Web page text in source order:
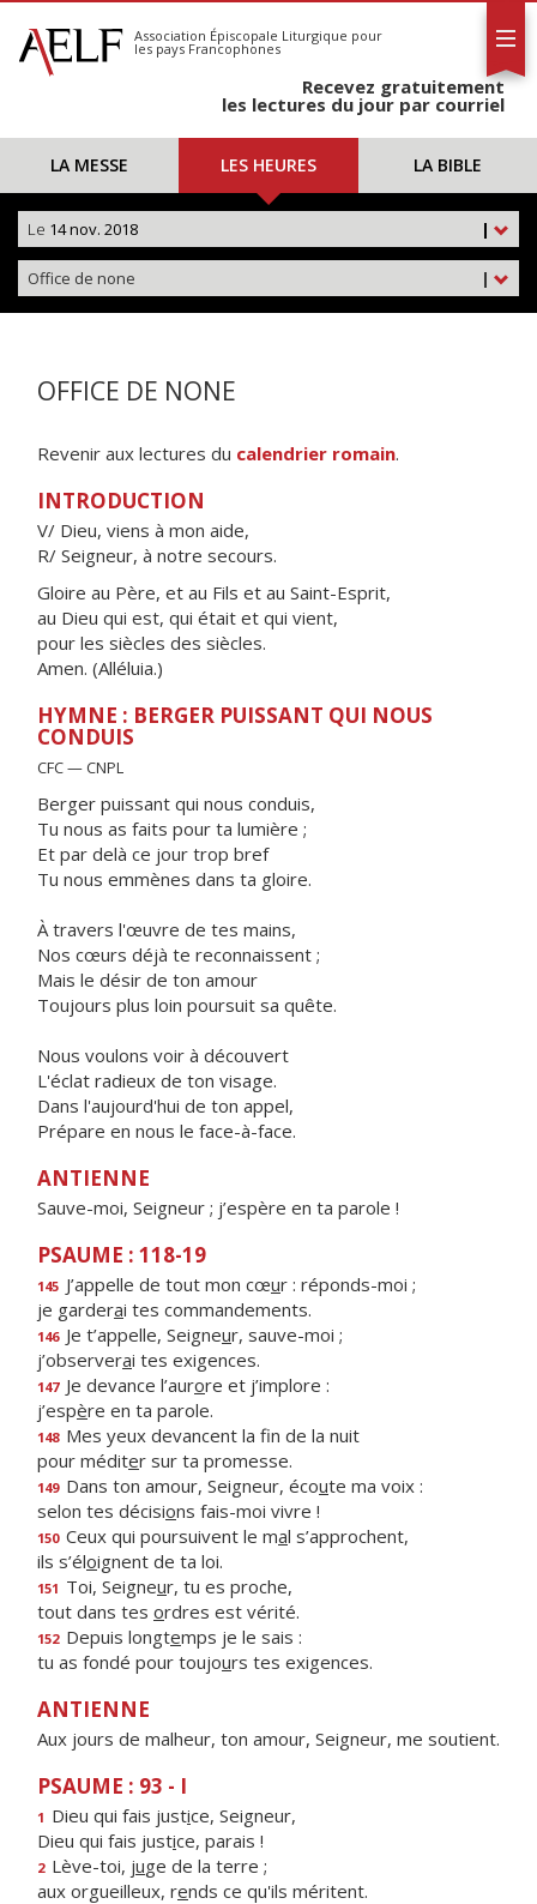
S'abonner
Calendrier
Association Épiscopale Liturgique pour
les pays Francophones
Recevez gratuitement
les lectures du jour par courriel
LA MESSE LES HEURES LA BIBLE
|
Le 14 nov. 2018
|
Office de none
OFFICE DE NONE
Revenir aux lectures du calendrier romain.
INTRODUCTION
V/ Dieu, viens à mon aide,
R/ Seigneur, à notre secours.
Gloire au Père, et au Fils et au Saint-Esprit,
au Dieu qui est, qui était et qui vient,
pour les siècles des siècles.
Amen. (Alléluia.)
HYMNE : BERGER PUISSANT QUI NOUS
CONDUIS
CFC — CNPL
Berger puissant qui nous conduis,
Tu nous as faits pour ta lumière ;
Et par delà ce jour trop bref
Tu nous emmènes dans ta gloire.
À travers l'œuvre de tes mains,
Nos cœurs déjà te reconnaissent ;
Mais le désir de ton amour
Toujours plus loin poursuit sa quête.
Nous voulons voir à découvert
L'éclat radieux de ton visage.
Dans l'aujourd'hui de ton appel,
Prépare en nous le face-à-face.
ANTIENNE
Sauve-moi, Seigneur ; j’espère en ta parole !
PSAUME : 118-19
145 J’appelle de tout mon cœur : réponds-moi ;
je garderai tes commandements.
146 Je t’appelle, Seigneur, sauve-moi ;
j’observerai tes exigences.
147 Je devance l’aurore et j’implore :
j’espère en ta parole.
148 Mes yeux devancent la fn de la nuit
pour méditer sur ta promesse.
149 Dans ton amour, Seigneur, écoute ma voix :
selon tes décisions fais-moi vivre !
150 Ceux qui poursuivent le mal s’approchent,
ils s’éloignent de ta loi.
151 Toi, Seigneur, tu es proche,
tout dans tes ordres est vérité.
152 Depuis longtemps je le sais :
tu as fondé pour toujours tes exigences.
ANTIENNE
Aux jours de malheur, ton amour, Seigneur, me soutient.
PSAUME : 93 - I
1 Dieu qui fais justice, Seigneur,
Dieu qui fais justice, parais !
2 Lève-toi, juge de la terre ;
aux orgueilleux, rends ce qu'ils méritent.